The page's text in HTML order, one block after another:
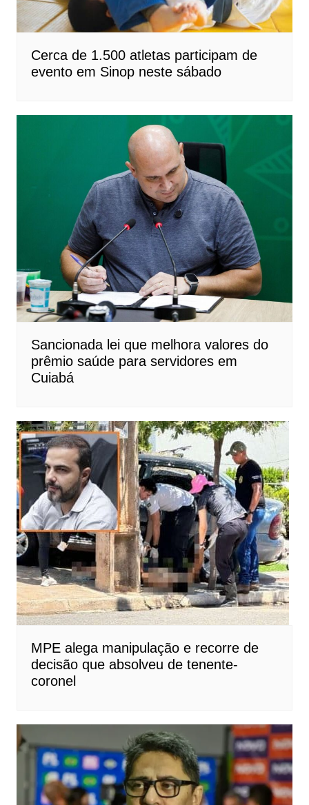
Cerca de 1.500 atletas participam de
evento em Sinop neste sábado
Sancionada lei que melhora valores do
prêmio saúde para servidores em
Cuiabá
MPE alega manipulação e recorre de
decisão que absolveu de tenente-
coronel